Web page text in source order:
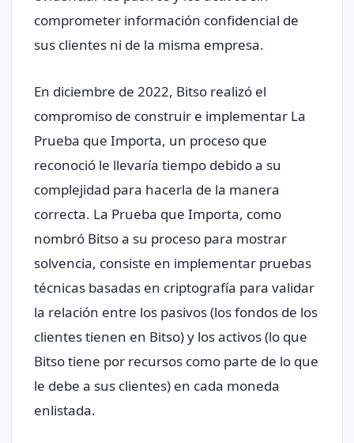
comprometer información confidencial de
sus clientes ni de la misma empresa.
En diciembre de 2022, Bitso realizó el
compromiso de construir e implementar La
Prueba que Importa, un proceso que
reconoció le llevaría tiempo debido a su
complejidad para hacerla de la manera
correcta. La Prueba que Importa, como
nombró Bitso a su proceso para mostrar
solvencia, consiste en implementar pruebas
técnicas basadas en criptografía para validar
la relación entre los pasivos (los fondos de los
clientes tienen en Bitso) y los activos (lo que
Bitso tiene por recursos como parte de lo que
le debe a sus clientes) en cada moneda
enlistada.